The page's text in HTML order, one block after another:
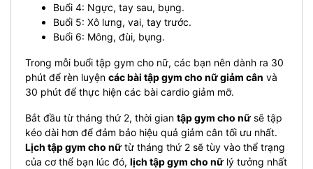
Buổi 4: Ngực, tay sau, bụng.
Buổi 5: Xô lưng, vai, tay trước.
Buổi 6: Mông, đùi, bụng.
Trong mỗi buổi tập gym cho nữ, các bạn nên dành ra 30
phút để rèn luyện các bài tập gym cho nữ giảm cân và
30 phút để thực hiện các bài cardio giảm mỡ.
Bắt đầu từ tháng thứ 2, thời gian tập gym cho nữ sẽ tập
kéo dài hơn để đảm bảo hiệu quả giảm cân tối ưu nhất.
Lịch tập gym cho nữ từ tháng thứ 2 sẽ tùy vào thể trạng
của cơ thể bạn lúc đó, lịch tập gym cho nữ lý tưởng nhất